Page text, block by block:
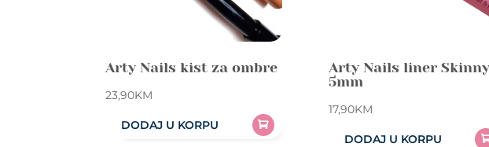
Arty Nails kist za ombre
23,90KM
DODAJ U KORPU
Arty Nails liner Skinny
5mm
17,90KM
DODAJ U KORPU